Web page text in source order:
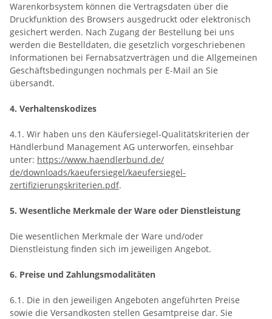
Warenkorbsystem können die Vertragsdaten über die
Druckfunktion des Browsers ausgedruckt oder elektronisch
gesichert werden. Nach Zugang der Bestellung bei uns
werden die Bestelldaten, die gesetzlich vorgeschriebenen
Informationen bei Fernabsatzverträgen und die Allgemeinen
Geschäftsbedingungen nochmals per E-Mail an Sie
übersandt.
4. Verhaltenskodizes
4.1. Wir haben uns den Käufersiegel-Qualitätskriterien der
Händlerbund Management AG unterworfen, einsehbar
unter: https://www.haendlerbund.de/
de/downloads/kaeufersiegel/kaeufersiegel-
zertifizierungskriterien.pdf.
5. Wesentliche Merkmale der Ware oder Dienstleistung
Die wesentlichen Merkmale der Ware und/oder
Dienstleistung finden sich im jeweiligen Angebot.
6. Preise und Zahlungsmodalitäten
6.1. Die in den jeweiligen Angeboten angeführten Preise
sowie die Versandkosten stellen Gesamtpreise dar. Sie